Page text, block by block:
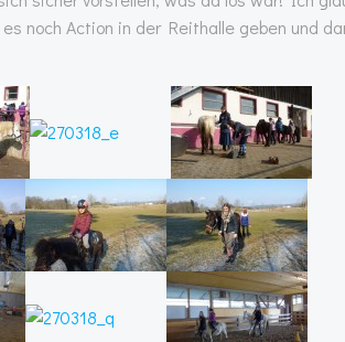
noch Action in der Reithalle geben und